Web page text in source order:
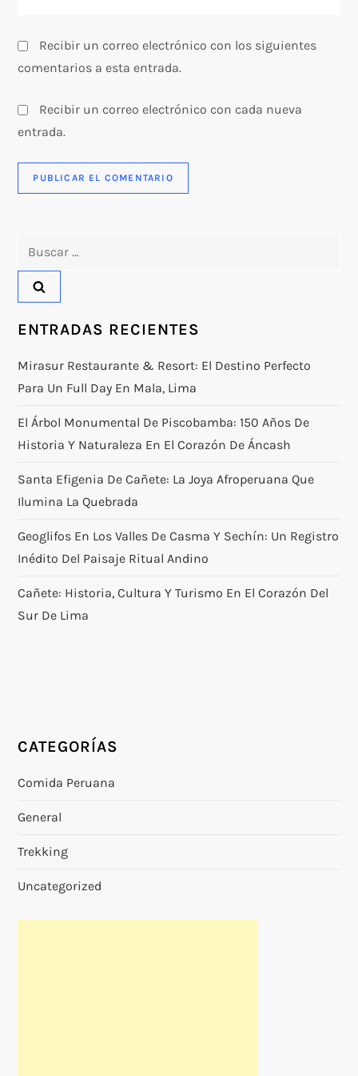
a
s
Recibir un correo electrónico con los siguientes
comentarios a esta entrada.
Recibir un correo electrónico con cada nueva
entrada.
ENTRADAS RECIENTES
Mirasur Restaurante & Resort: El Destino Perfecto
Para Un Full Day En Mala, Lima
El Árbol Monumental De Piscobamba: 150 Años De
Historia Y Naturaleza En El Corazón De Áncash
Santa Efigenia De Cañete: La Joya Afroperuana Que
Ilumina La Quebrada
Geoglifos En Los Valles De Casma Y Sechín: Un Registro
Inédito Del Paisaje Ritual Andino
Cañete: Historia, Cultura Y Turismo En El Corazón Del
Sur De Lima
CATEGORÍAS
Comida Peruana
General
Trekking
Uncategorized